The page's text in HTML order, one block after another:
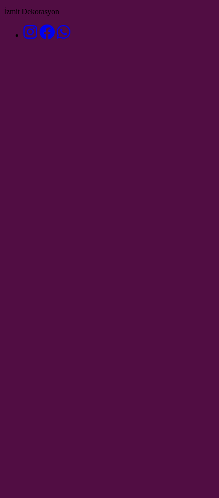
İzmit Dekorasyon